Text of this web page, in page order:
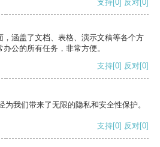
支持[0] 反对[0]
涵盖了文档、表格、演示文稿等各个方
公的所有任务，非常方便。
支持[0] 反对[0]
我们带来了无限的隐私和安全性保护。
支持[0] 反对[0]